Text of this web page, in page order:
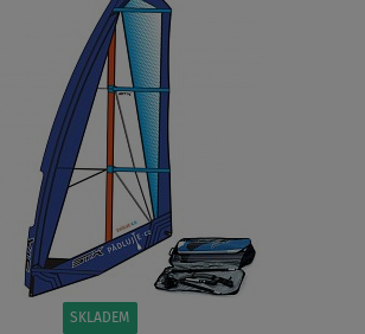
SKLADEM